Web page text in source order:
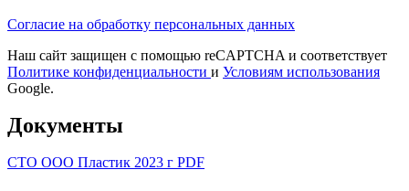
Согласие на обработку персональных данных
Наш сайт защищен с помощью reCAPTCHA и соответствует
Политике конфиденциальности и Условиям использования
Google.
Документы
СТО ООО Пластик 2023 г PDF